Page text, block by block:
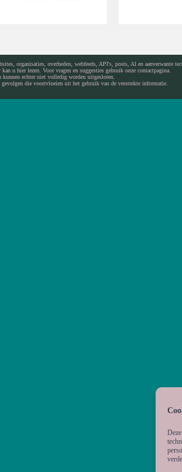
organisaties, overheden, webfeeds, API's, posts, AI en aanverwante
u hier lezen. Voor vragen en suggesties gebruik onze contactpagina.
echter niet volledig worden uitgesloten.
die voortvloeien uit het gebruik van de verstrekte informatie.